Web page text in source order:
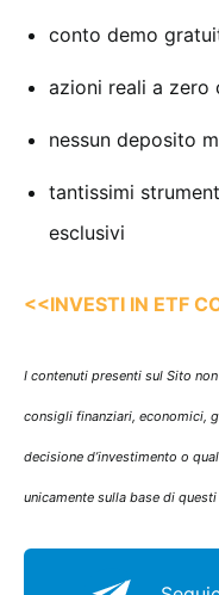
conto demo
azioni reali a zero
nessun deposito
tantissimi
esclusivi
<<INVESTI IN ETF
I contenuti presenti sul Sito
consigli finanziari, economici,
decisione d’investimento o
unicamente sulla base di